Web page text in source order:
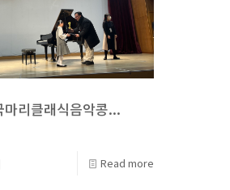
리클래식음악콩...
Read more